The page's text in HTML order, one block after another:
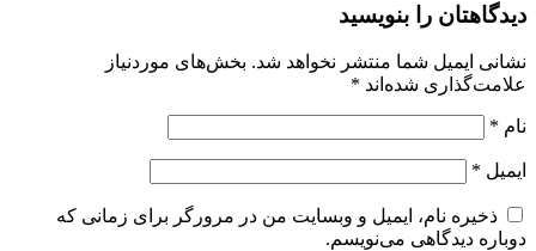
دیدگاهتان را بنویسید
نشانی ایمیل شما منتشر نخواهد شد. بخش‌های موردنیاز
علامت‌گذاری شده‌اند *
نام *
ایمیل *
ذخیره نام، ایمیل و وبسایت من در مرورگر برای زمانی که
دوباره دیدگاهی می‌نویسم.